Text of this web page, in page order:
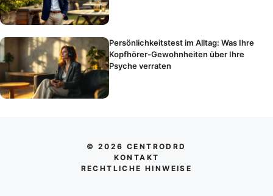
Persönlichkeitstest im Alltag: Was Ihre
Kopfhörer-Gewohnheiten über Ihre
Psyche verraten
© 2026 CENTRODRD
KONTAKT
RECHTLICHE HINWEISE